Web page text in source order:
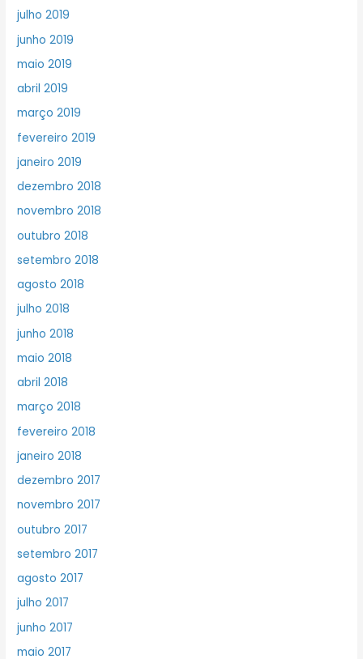
julho 2019
junho 2019
maio 2019
abril 2019
março 2019
fevereiro 2019
janeiro 2019
dezembro 2018
novembro 2018
outubro 2018
setembro 2018
agosto 2018
julho 2018
junho 2018
maio 2018
abril 2018
março 2018
fevereiro 2018
janeiro 2018
dezembro 2017
novembro 2017
outubro 2017
setembro 2017
agosto 2017
julho 2017
junho 2017
maio 2017